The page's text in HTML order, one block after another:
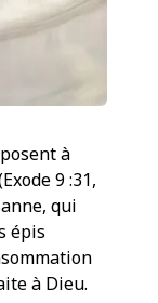
à
9 :31,
qui
épis
à Dieu.